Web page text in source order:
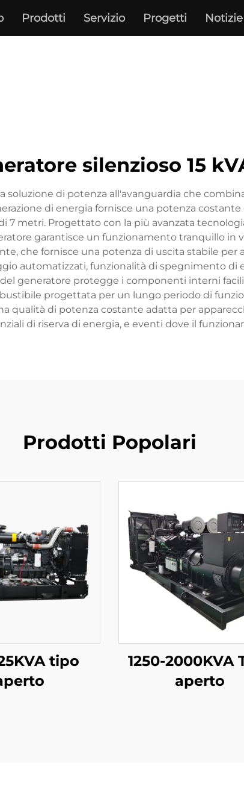
Prodotti Servizio Progetti Notizie
silenzioso 15
soluzione di potenza all'avanguardia che
di energia fornisce una potenza
7 metri. Progettato con la più avanzata
garantisce un funzionamento tranquillo in
che fornisce una potenza di uscita stabile per
automatizzati, funzionalità di spegnimento di
generatore protegge i componenti interni
progettata per un lungo periodo di
qualità di potenza costante adatta per
di riserva di energia, e eventi dove il
Prodotti Popolari
tipo
1250-2000KVA
aperto